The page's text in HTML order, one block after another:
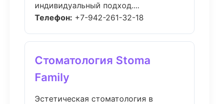
индивидуальный подход....
Телефон: +7-942-261-32-18
Стоматология Stoma
Family
Эстетическая стоматология в